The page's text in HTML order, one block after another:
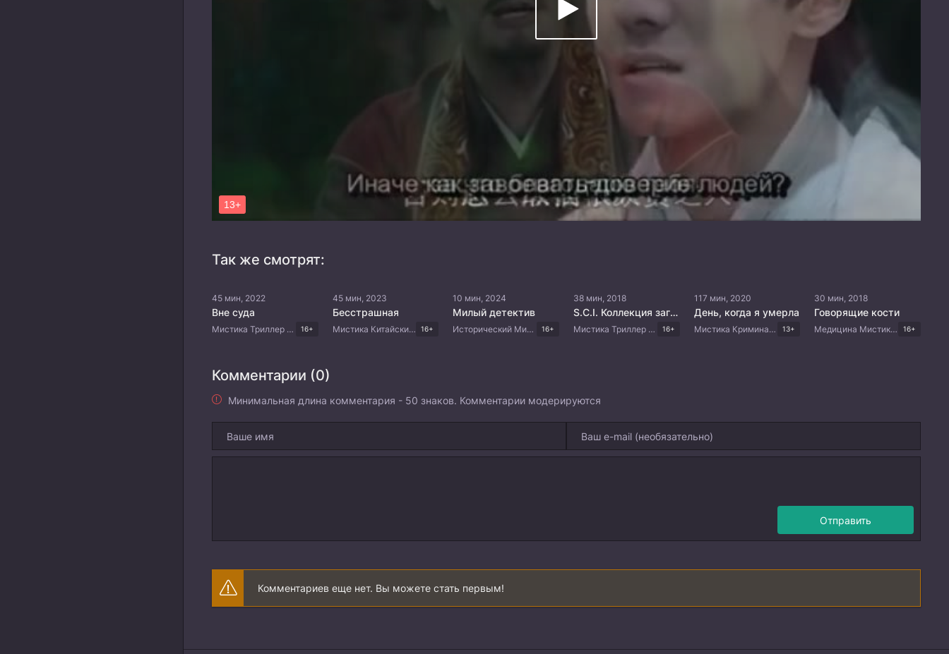
Так же смотрят:
45 мин, 2022
Вне суда
Мистика Триллер Китайские дорамы 16+
45 мин, 2023
Бесстрашная
Мистика Китайские дорамы 16+
10 мин, 2024
Милый детектив
Исторический Мистика Триллер Китайские дорамы 16+
38 мин, 2018
S.C.I. Коллекция загадочных дел
Мистика Триллер Китайские дорамы 16+
117 мин, 2020
День, когда я умерла
Мистика Криминал Драма Корейские дорамы 13+
30 мин, 2018
Говорящие кости
Медицина Мистика Триллер Китайские дорамы 16+
Комментарии (0)
Минимальная длина комментария - 50 знаков. Комментарии модерируются
Отправить
Комментариев еще нет. Вы можете стать первым!